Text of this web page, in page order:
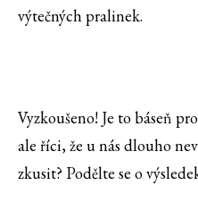
výtečných pralinek.
Vyzkoušeno! Je to báseň
ale říci, že u nás dlouho
zkusit? Podělte se o